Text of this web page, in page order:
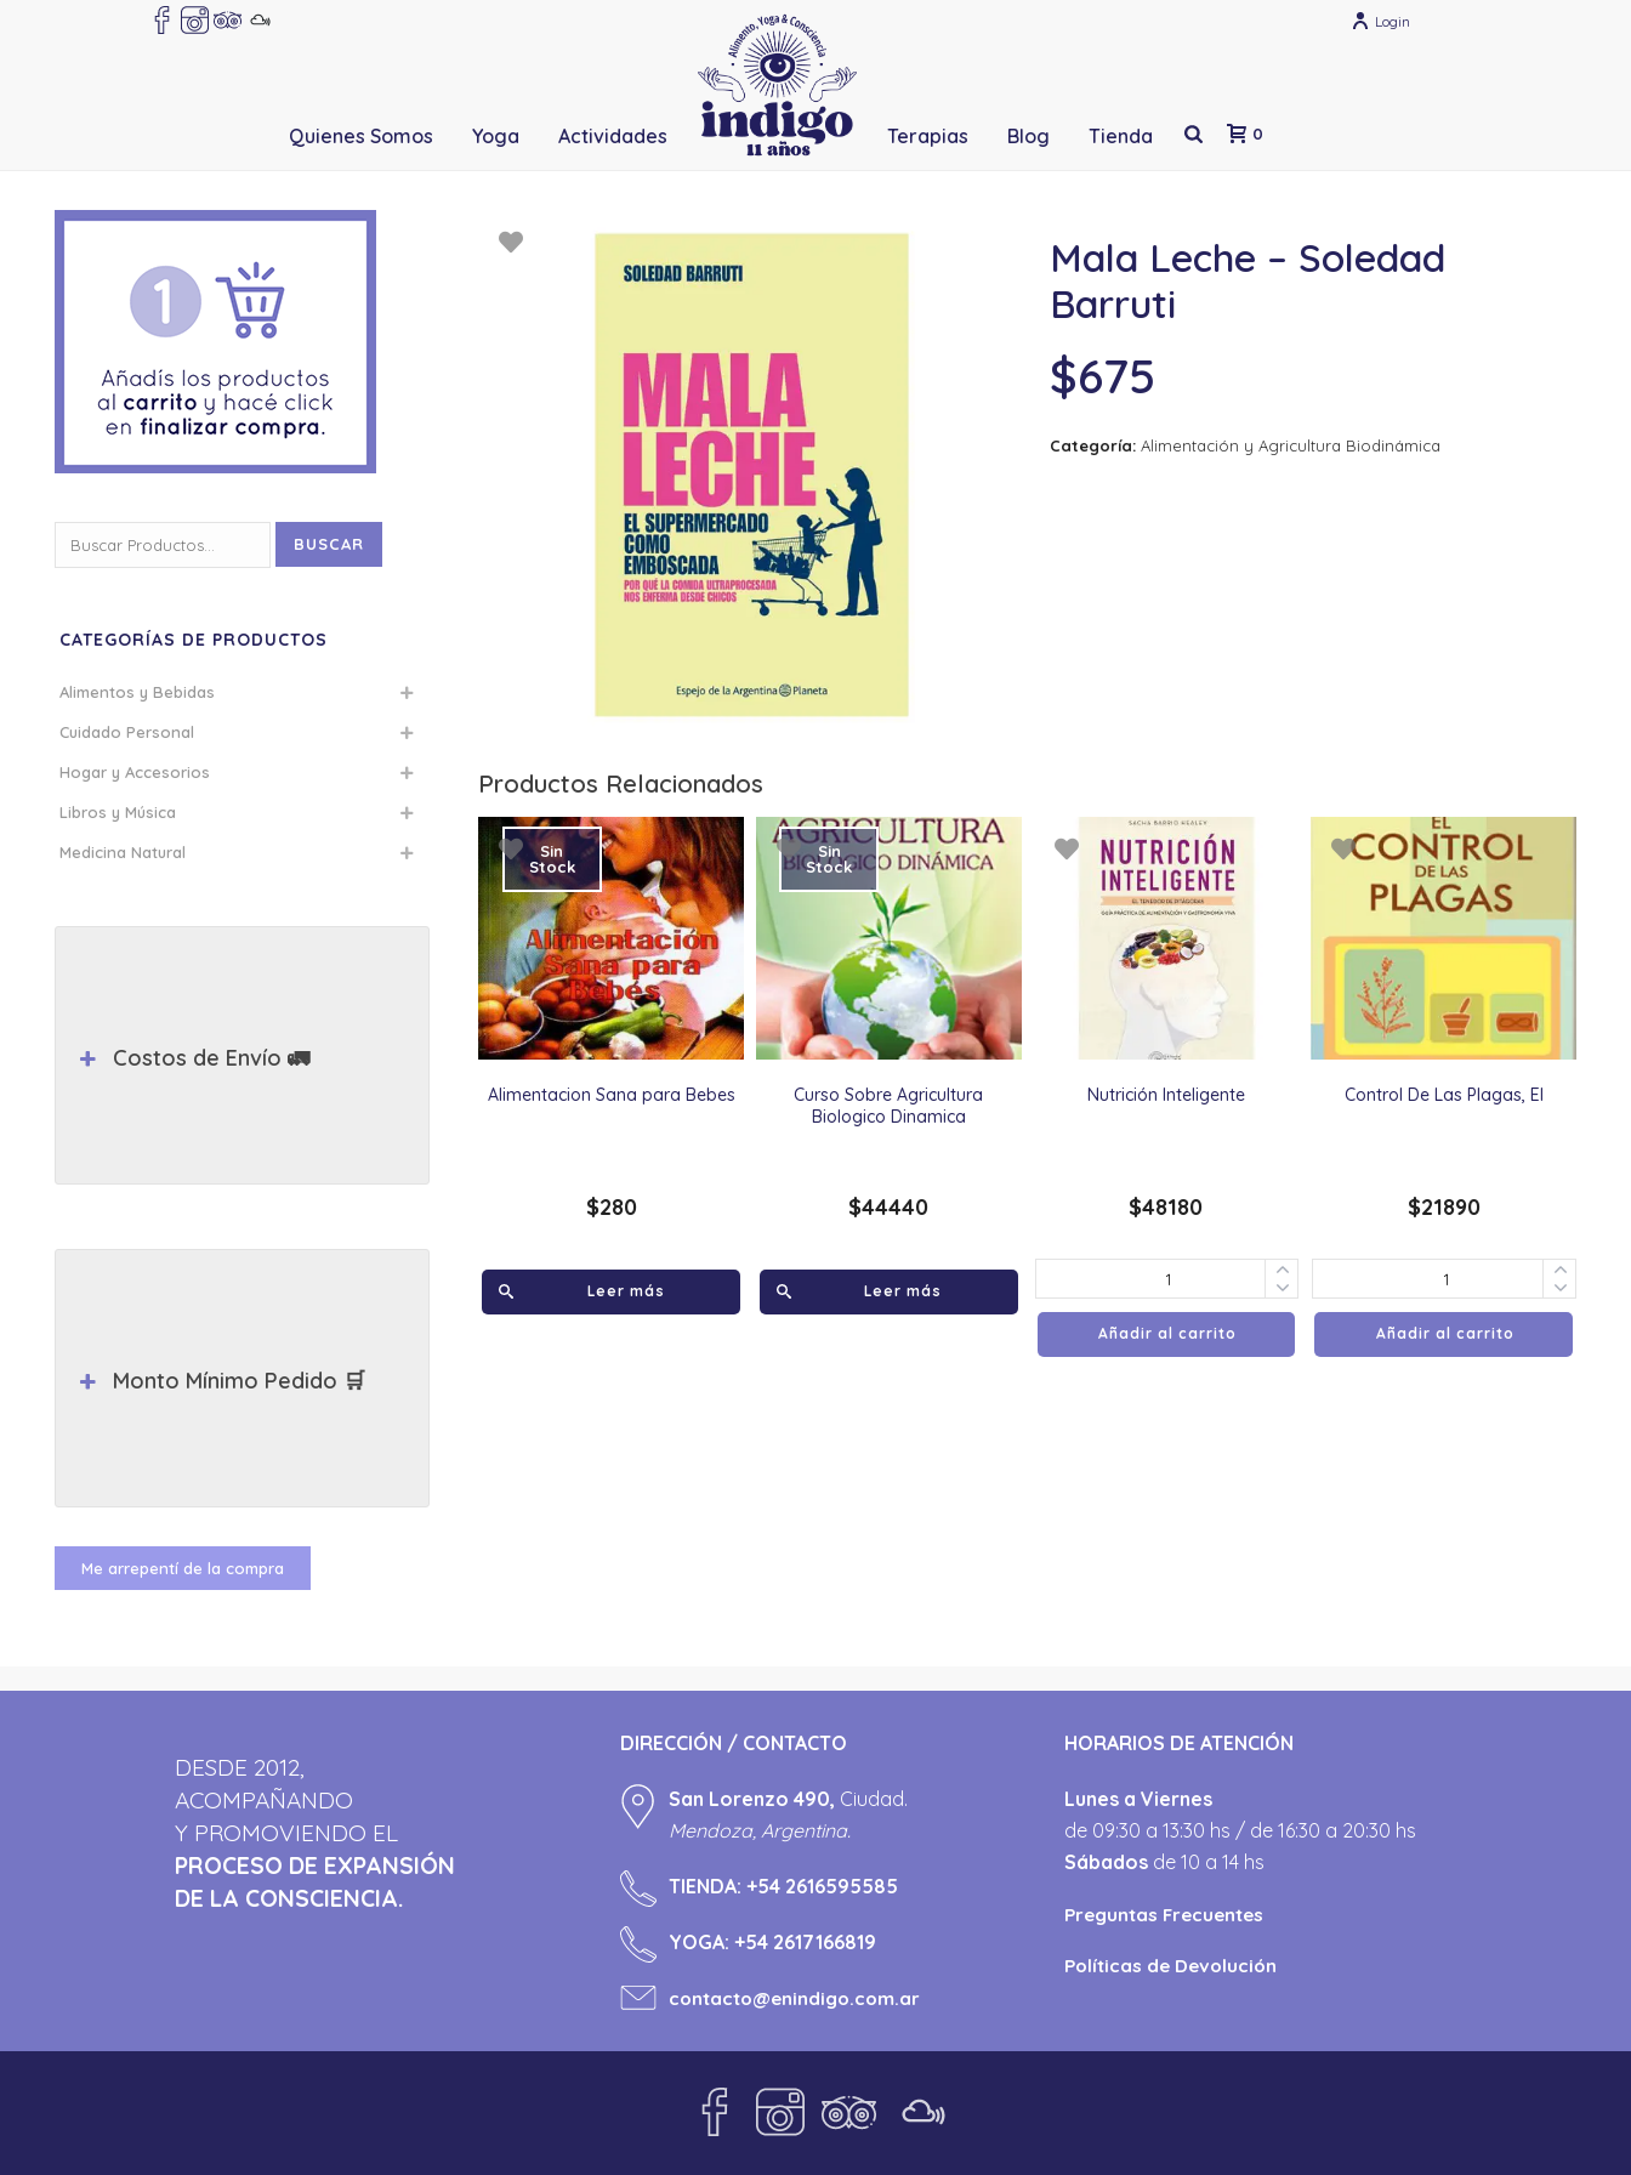
Login
Quienes Somos Yoga Actividades Terapias Blog Tienda 0
Mala Leche – Soledad
Barruti
$675
Categoría: Alimentación y Agricultura Biodinámica
Productos Relacionados
Alimentacion Sana para Bebes
Sin
Stock
$280
Leer más
Curso Sobre Agricultura
Biologico Dinamica
Sin
Stock
$44440
Leer más
Nutrición Inteligente
$48180
Añadir al carrito
Control De Las Plagas, El
$21890
Añadir al carrito
por:
BUSCAR
CATEGORÍAS DE PRODUCTOS
Alimentos y Bebidas
Cuidado Personal
Hogar y Accesorios
Libros y Música
Medicina Natural
Costos de Envío 🚛
Monto Mínimo Pedido 🛒
Me arrepentí de la compra
DESDE 2012,
ACOMPAÑANDO
Y PROMOVIENDO EL
PROCESO DE EXPANSIÓN
DE LA CONSCIENCIA.
DIRECCIÓN / CONTACTO
San Lorenzo 490, Ciudad.
Mendoza, Argentina.
TIENDA: +54 2616595585
YOGA: +54 2617166819
contacto@enindigo.com.ar
HORARIOS DE ATENCIÓN
Lunes a Viernes
de 09:30 a 13:30 hs / de 16:30 a 20:30 hs
Sábados de 10 a 14 hs
Preguntas Frecuentes
Políticas de Devolución